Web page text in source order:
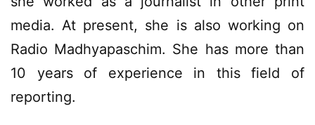
media. At present, she is also working on
Radio Madhyapaschim. She has more than
10 years of experience in this field of
reporting.